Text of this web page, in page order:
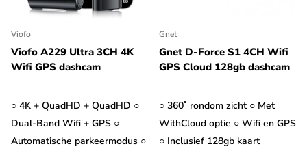
Viofo
Viofo A229 Ultra 3CH 4K
Wifi GPS dashcam
○ 4K + QuadHD + QuadHD ○
Dual-Band Wifi + GPS ○
Automatische parkeermodus ○
Gnet
Gnet D-Force S1 4CH Wifi
GPS Cloud 128gb dashcam
○ 360˚ rondom zicht ○ Met
WithCloud optie ○ Wifi en GPS
○ Inclusief 128gb kaart